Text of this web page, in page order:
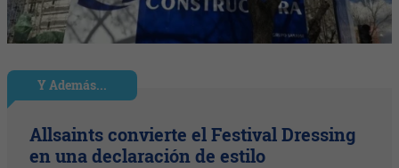
Y Además...
Allsaints convierte el Festival Dressing
en una declaración de estilo